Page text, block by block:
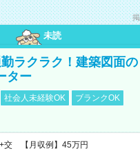
未読
ラクラク！建築図面の
ター
社会人未経験OK
ブランクOK
交 【月収例】45万円